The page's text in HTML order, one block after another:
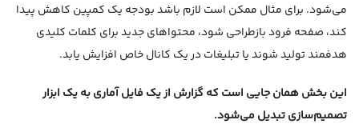
می‌شود. برای مثال ممکن است لازم باشد بودجه یک کمپین کاهش پیدا
کند، صفحه فرود بازطراحی شود، محتواهای جدید برای کلمات کلیدی
هدفمند تولید شوند یا تبلیغات در یک کانال خاص افزایش یابد.
این بخش همان جایی است که گزارش از یک فایل آماری به یک ابزار
تصمیم‌سازی تبدیل می‌شود.